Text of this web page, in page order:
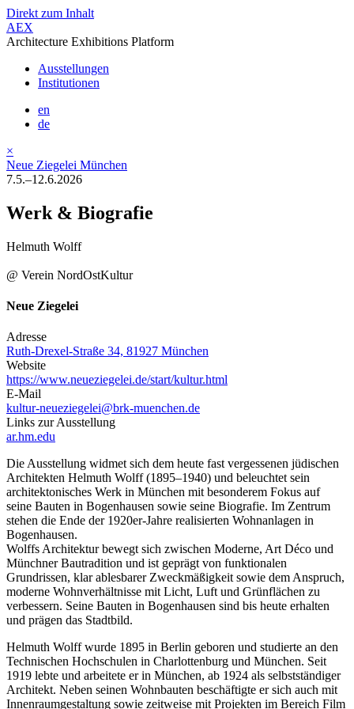
Direkt zum Inhalt
AEX
Architecture Exhibitions Platform
Ausstellungen
Institutionen
en
de
×
Neue Ziegelei München
7.5.–12.6.2026
Werk & Biografie
Helmuth Wolff
@ Verein NordOstKultur
Neue Ziegelei
Adresse
Ruth-Drexel-Straße 34, 81927 München
Website
https://www.neueziegelei.de/start/kultur.html
E-Mail
kultur-neueziegelei@brk-muenchen.de
Links zur Ausstellung
ar.hm.edu
Die Ausstellung widmet sich dem heute fast vergessenen jüdischen
Architekten Helmuth Wolff (1895–1940) und beleuchtet sein
architektonisches Werk in München mit besonderem Fokus auf
seine Bauten in Bogenhausen sowie seine Biografie. Im Zentrum
stehen die Ende der 1920er-Jahre realisierten Wohnanlagen in
Bogenhausen.
Wolffs Architektur bewegt sich zwischen Moderne, Art Déco und
Münchner Bautradition und ist geprägt von funktionalen
Grundrissen, klar ablesbarer Zweckmäßigkeit sowie dem Anspruch,
moderne Wohnverhältnisse mit Licht, Luft und Grünflächen zu
verbessern. Seine Bauten in Bogenhausen sind bis heute erhalten
und prägen das Stadtbild.
Helmuth Wolff wurde 1895 in Berlin geboren und studierte an den
Technischen Hochschulen in Charlottenburg und München. Seit
1919 lebte und arbeitete er in München, ab 1924 als selbstständiger
Architekt. Neben seinen Wohnbauten beschäftigte er sich auch mit
Innenraumgestaltung sowie zeitweise mit Projekten im Bereich Film